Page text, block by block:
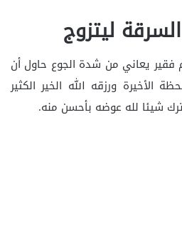
ليتزوج
يعاني من شدة الجوع حاول أن
الأخيرة ورزقه الله الخير الكثير
شيئا لله عوضه بأحسن منه.